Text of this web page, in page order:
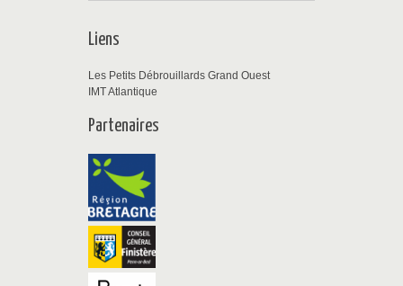
Liens
Les Petits Débrouillards Grand Ouest
IMT Atlantique
Partenaires